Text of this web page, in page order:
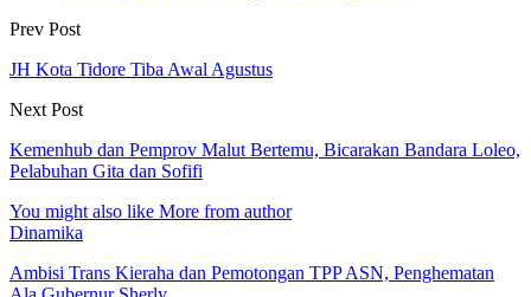
Prev Post
JH Kota Tidore Tiba Awal Agustus
Next Post
Kemenhub dan Pemprov Malut Bertemu, Bicarakan Bandara Loleo,
Pelabuhan Gita dan Sofifi
You might also like More from author
Dinamika
Ambisi Trans Kieraha dan Pemotongan TPP ASN, Penghematan